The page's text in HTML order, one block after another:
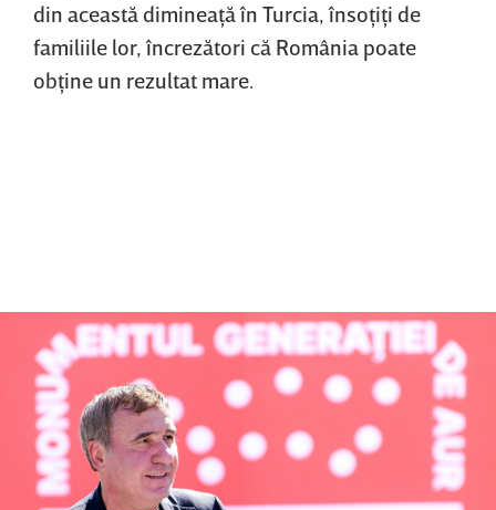
din această dimineaţă în Turcia, însoţiţi de
familiile lor, încrezători că România poate
obţine un rezultat mare.